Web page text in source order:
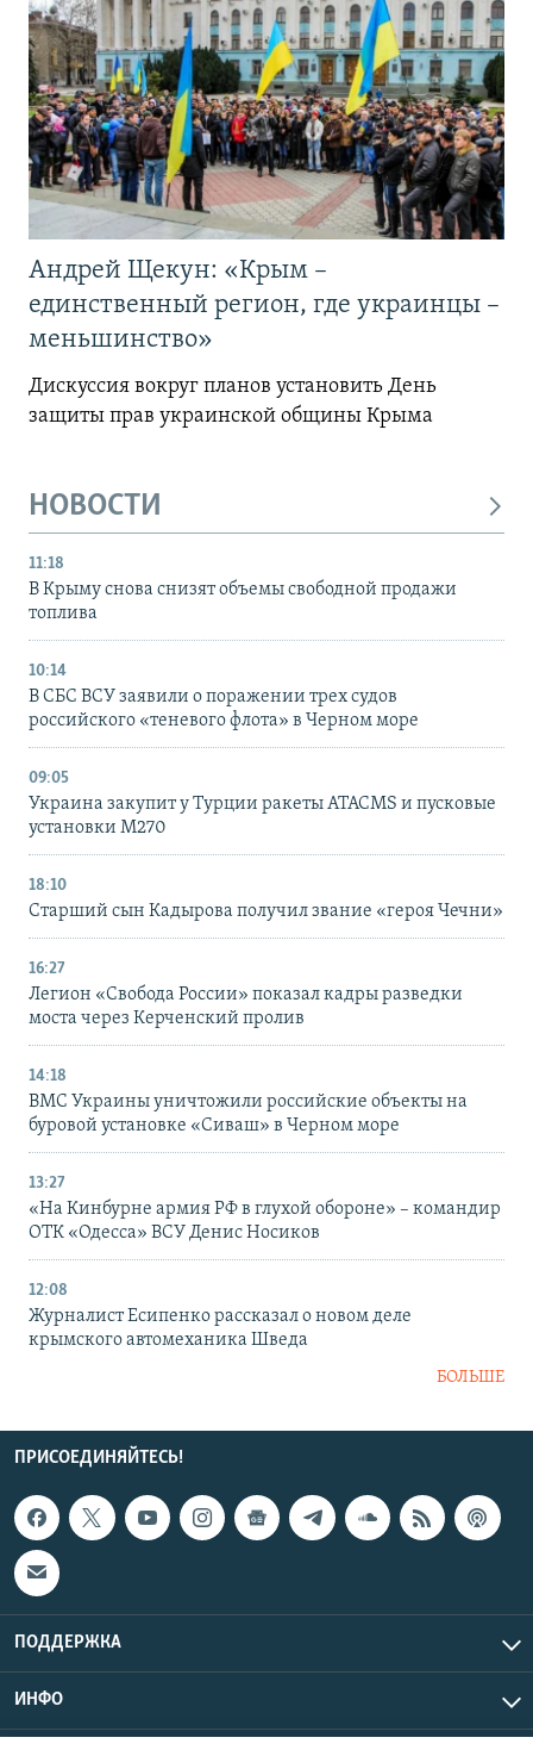
Андрей Щекун: «Крым –
единственный регион, где украинцы –
меньшинство»
Дискуссия вокруг планов установить День
защиты прав украинской общины Крыма
НОВОСТИ
11:18
В Крыму снова снизят объемы свободной продажи
топлива
10:14
В СБС ВСУ заявили о поражении трех судов
российского «теневого флота» в Черном море
09:05
Украина закупит у Турции ракеты ATACMS и пусковые
установки M270
18:10
Старший сын Кадырова получил звание «героя Чечни»
16:27
Легион «Свобода России» показал кадры разведки
моста через Керченский пролив
14:18
ВМС Украины уничтожили российские объекты на
буровой установке «Сиваш» в Черном море
13:27
«На Кинбурне армия РФ в глухой обороне» – командир
ОТК «Одесса» ВСУ Денис Носиков
12:08
Журналист Есипенко рассказал о новом деле
крымского автомеханика Шведа
БОЛЬШЕ
ПРИСОЕДИНЯЙТЕСЬ!
ПОДДЕРЖКА
ИНФО